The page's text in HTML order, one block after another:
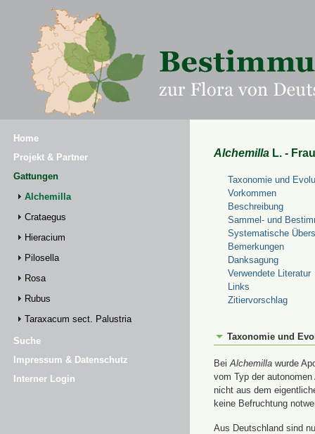
Home
Projekt & Partner
Gattungen
Alchemilla
Crataegus
Hieracium
Pilosella
Rosa
Rubus
Taraxacum sect. Palustria
Suche
Impressum & Datenschutz
Interner Login
Alchemilla L. -
Taxonomie und
Vorkommen
Beschreibung
Sammel- und
Systematische
Bemerkungen
Danksagung
Verwendete Literatur
Links
Zitiervorschlag
Taxonomie und
BeiAlchemilla wurde
vom Typ der
nicht aus dem
keine Befruchtung
Aus Deutschland sind